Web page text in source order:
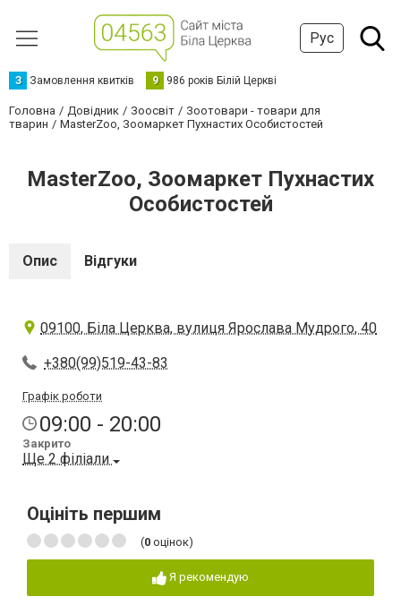
Рус
З Замовлення квитків 9 986 років Білій Церкві
Головна Довідник Зоосвіт
Зоотовари - товари для
тварин
MasterZoo, Зоомаркет Пухнастих Особистостей
MasterZoo, Зоомаркет Пухнастих
Особистостей
Опис Відгуки
09100, Біла Церква, вулиця Ярослава Мудрого, 40
+380(99)519-43-83
Графік роботи
09:00 - 20:00
Закрито
Ще 2 філіали
Оцініть першим
(0 оцінок)
Я рекомендую